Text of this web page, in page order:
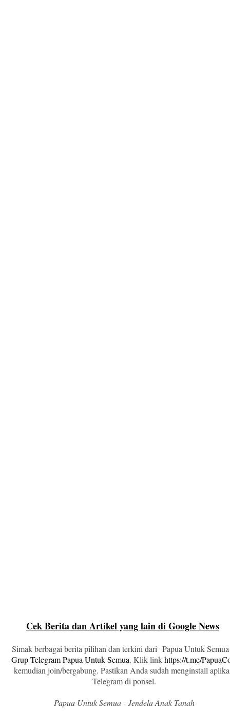
Cek Berita dan Artikel yang lain di Google News
Simak berbagai berita pilihan dan terkini dari Papua Untuk
Grup Telegram Papua Untuk Semua. Klik linkhttps://t.me/
kemudian join/bergabung. Pastikan Anda sudah menginstall
Telegram di ponsel.
Papua Untuk Semua - Jendela Anak Tanah